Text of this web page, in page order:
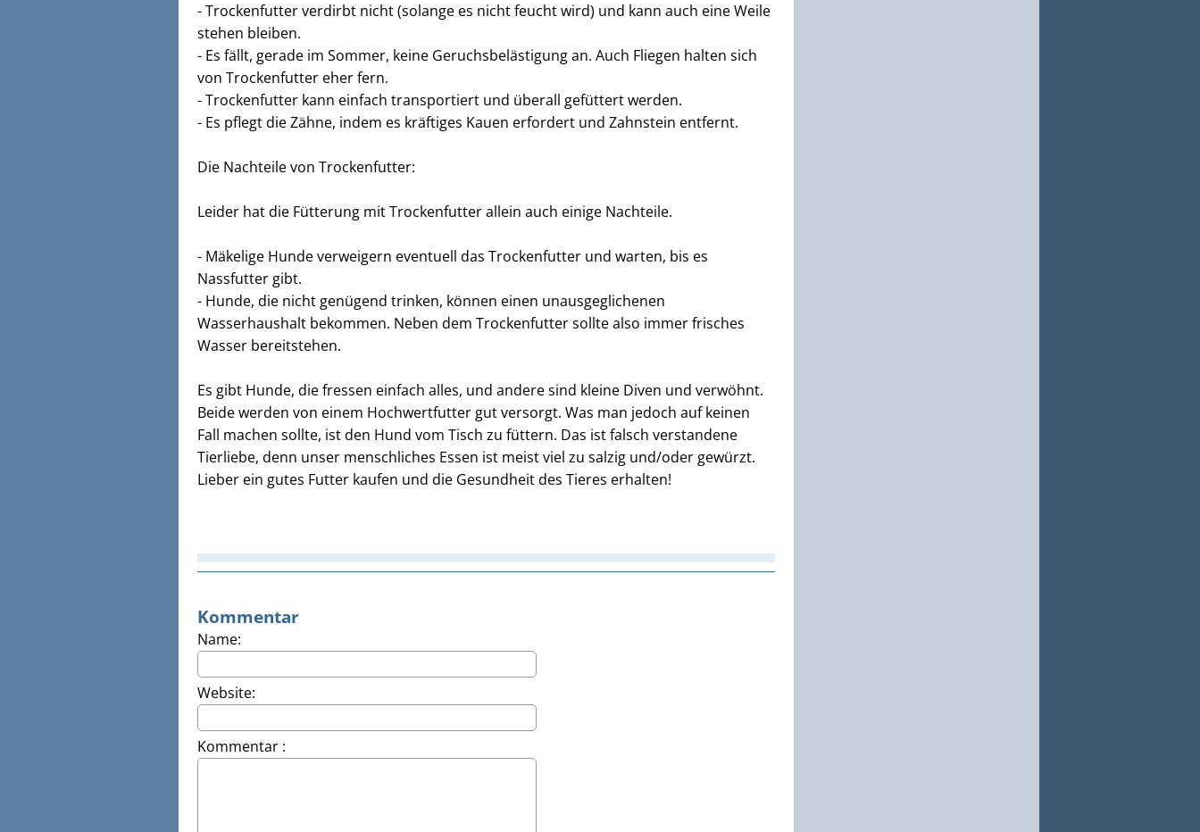
- Trockenfutter verdirbt nicht (solange es nicht feucht wird) und kann auch eine Weile
stehen bleiben.
- Es fällt, gerade im Sommer, keine Geruchsbelästigung an. Auch Fliegen halten sich
von Trockenfutter eher fern.
- Trockenfutter kann einfach transportiert und überall gefüttert werden.
- Es pflegt die Zähne, indem es kräftiges Kauen erfordert und Zahnstein entfernt.
Die Nachteile von Trockenfutter:
Leider hat die Fütterung mit Trockenfutter allein auch einige Nachteile.
- Mäkelige Hunde verweigern eventuell das Trockenfutter und warten, bis es
Nassfutter gibt.
- Hunde, die nicht genügend trinken, können einen unausgeglichenen
Wasserhaushalt bekommen. Neben dem Trockenfutter sollte also immer frisches
Wasser bereitstehen.
Es gibt Hunde, die fressen einfach alles, und andere sind kleine Diven und verwöhnt.
Beide werden von einem Hochwertfutter gut versorgt. Was man jedoch auf keinen
Fall machen sollte, ist den Hund vom Tisch zu füttern. Das ist falsch verstandene
Tierliebe, denn unser menschliches Essen ist meist viel zu salzig und/oder gewürzt.
Lieber ein gutes Futter kaufen und die Gesundheit des Tieres erhalten!
Kommentar
Name:
Website:
Kommentar :